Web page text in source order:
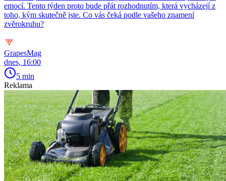
emocí. Tento týden proto bude přát rozhodnutím, která vycházejí z
toho, kým skutečně jste. Co vás čeká podle vašeho znamení
zvěrokruhu?
GrapesMag
dnes, 16:00
5 min
Reklama